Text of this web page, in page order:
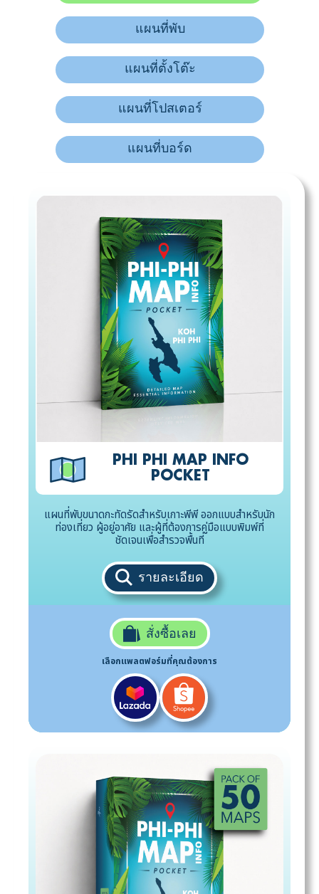
แผนที่พับ
แผนที่ตั้งโต๊ะ
แผนที่โปสเตอร์
แผนที่บอร์ด
PHI PHI MAP INFO
POCKET
แผนที่พับขนาดกะทัดรัดสำหรับเกาะพีพี ออกแบบสำหรับนัก
ท่องเที่ยว ผู้อยู่อาศัย และผู้ที่ต้องการคู่มือแบบพิมพ์ที่
ชัดเจนเพื่อสำรวจพื้นที่
รายละเอียด
สั่งซื้อเลย
เลือกแพลตฟอร์มที่คุณต้องการ